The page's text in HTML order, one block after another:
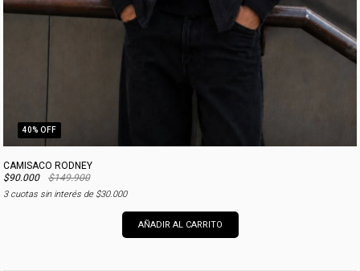
40% OFF
CAMISACO RODNEY
$90.000
$149.900
3cuotas sin interés de $30.000
AÑADIR AL CARRITO